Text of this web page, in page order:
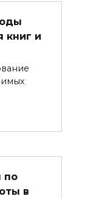
книг и
по
в